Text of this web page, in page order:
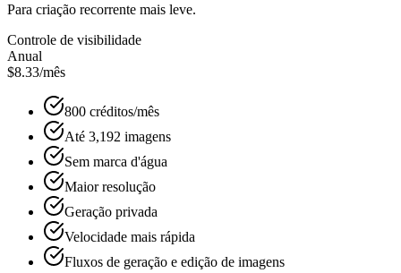
Para criação recorrente mais leve.
Controle de visibilidade
Anual
$8.33/mês
800 créditos/mês
Até 3,192 imagens
Sem marca d'água
Maior resolução
Geração privada
Velocidade mais rápida
Fluxos de geração e edição de imagens